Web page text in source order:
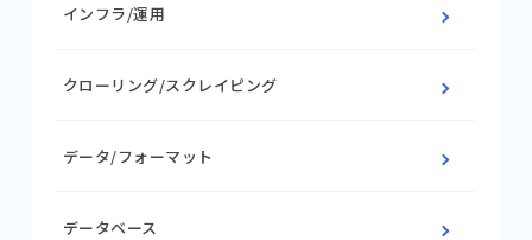
インフラ/運用
クローリング/スクレイピング
データ/フォーマット
データベース